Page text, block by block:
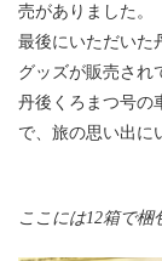
売がありました。
最後にいただいた
グッズが販売され
丹後くろまつ号の
で、旅の思い出に
ここには12箱で梱